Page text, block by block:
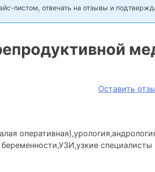
листом, отвечать на отзывы и
Оставить
специалисты